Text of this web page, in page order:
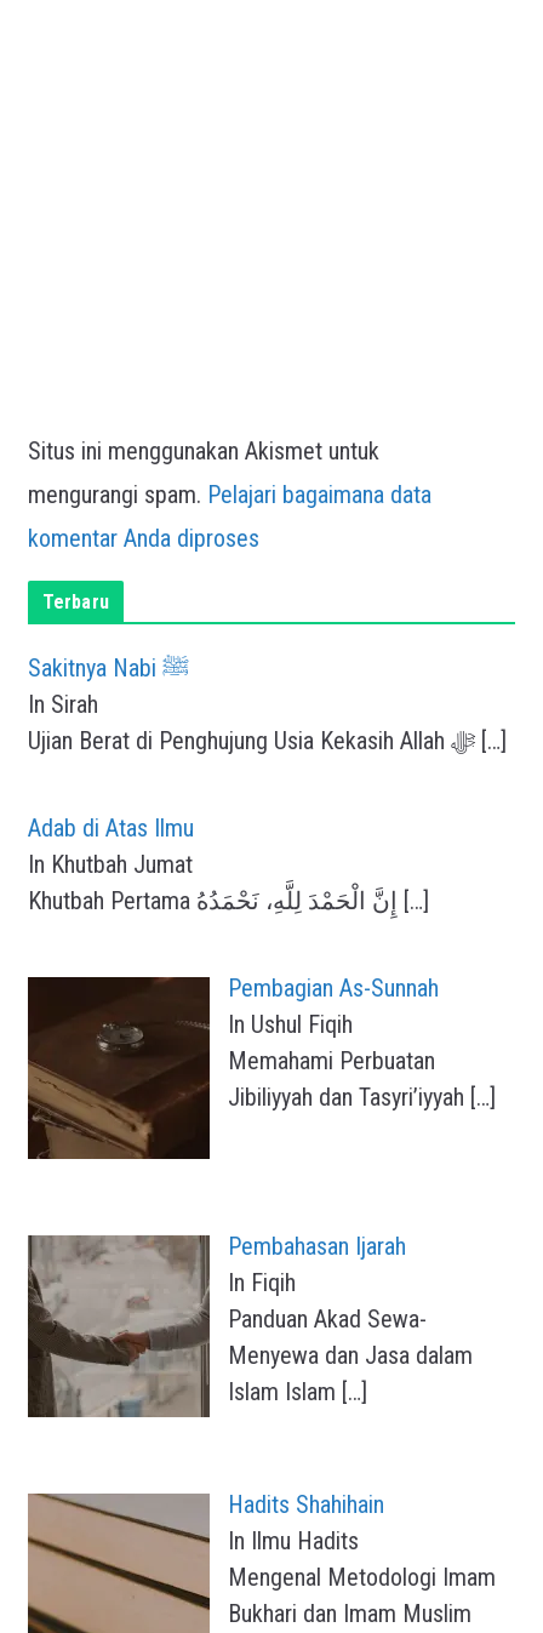
Situs ini menggunakan Akismet untuk
mengurangi spam. Pelajari bagaimana data
komentar Anda diproses
Terbaru
Sakitnya Nabi ﷺ
In Sirah
Ujian Berat di Penghujung Usia Kekasih Allah ﷻ […]
Adab di Atas Ilmu
In Khutbah Jumat
[…]
Pembagian As-Sunnah
In Ushul Fiqih
Memahami Perbuatan
Jibiliyyah dan Tasyri’iyyah […]
Pembahasan Ijarah
In Fiqih
Panduan Akad Sewa-
Menyewa dan Jasa dalam
Islam Islam […]
Hadits Shahihain
In Ilmu Hadits
Mengenal Metodologi Imam
Bukhari dan Imam Muslim